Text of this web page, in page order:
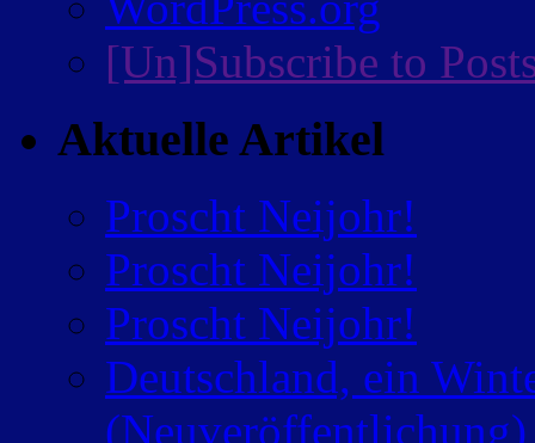
[Un]Subscribe to
Aktuelle Artikel
Proscht Neijohr!
Proscht Neijohr!
Proscht Neijohr!
Deutschland, ein
(Neuveröffentlichung)